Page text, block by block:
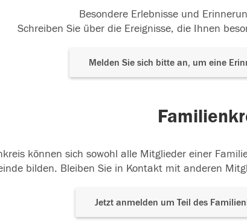
Besondere Erlebnisse und
Schreiben Sie über die Ereignisse, die Ihnen
Melden Sie sich bitte an, um eine
können sich sowohl alle Mitglieder einer
bilden. Bleiben Sie in Kontakt mit anderen
Jetzt anmelden um Teil des